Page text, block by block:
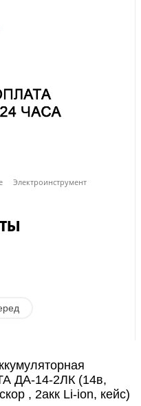
Электроинструмент
ДА-14-2ЛК (14в,
, 2акк Li-ion, кейс)